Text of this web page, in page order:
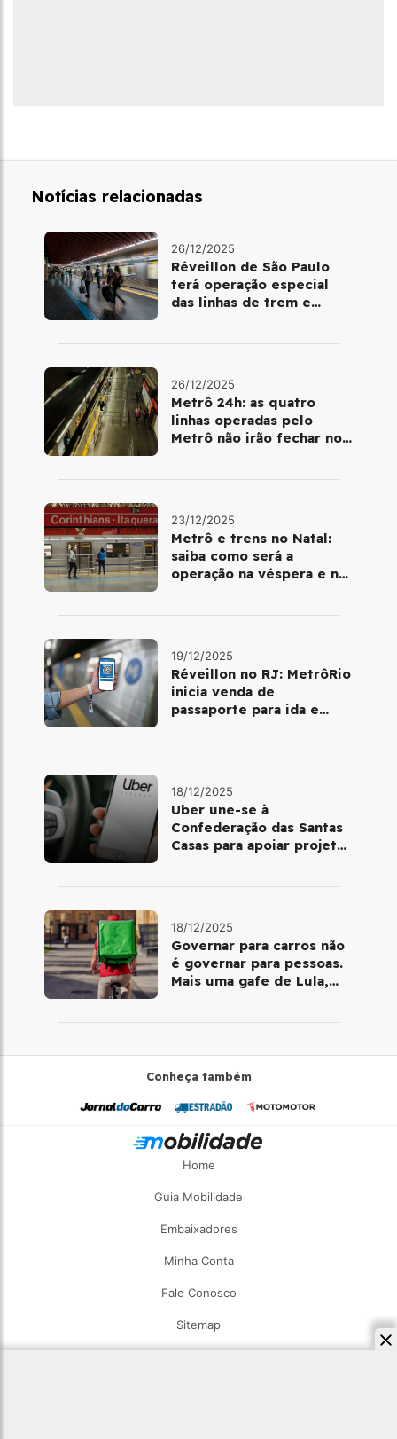
Notícias relacionadas
26/12/2025
Réveillon de São Paulo
terá operação especial
das linhas de trem e
26/12/2025
Metrô 24h: as quatro
linhas operadas pelo
Metrô não irão fechar no
23/12/2025
Metrô e trens no Natal:
saiba como será a
operação na véspera e no
19/12/2025
Réveillon no RJ: MetrôRio
inicia venda de
passaporte para ida e
18/12/2025
Uber une-se à
Confederação das Santas
Casas para apoiar projetos
18/12/2025
Governar para carros não
é governar para pessoas.
Mais uma gafe de Lula,
Conheça também
Home
Guia Mobilidade
Embaixadores
Minha Conta
Fale Conosco
Sitemap